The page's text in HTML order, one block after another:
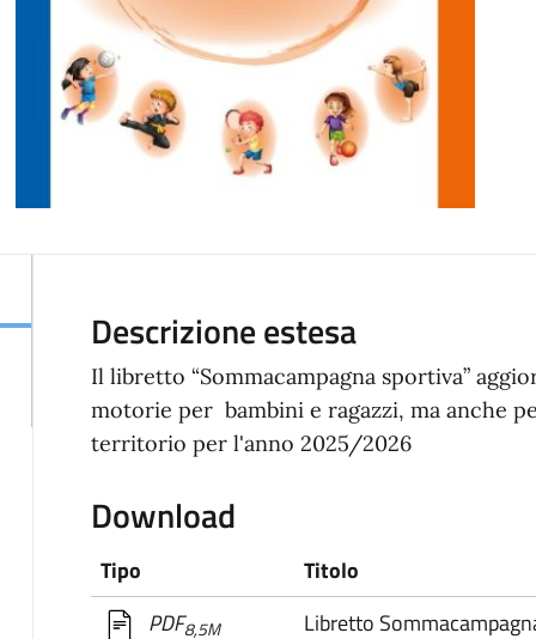
Descrizione estesa
Il libretto “Sommacampagna sportiva”
motorie per bambini e ragazzi, ma anche
territorio per l'anno 2025/2026
Download
Tipo
Titolo
PDF8,5M Libretto